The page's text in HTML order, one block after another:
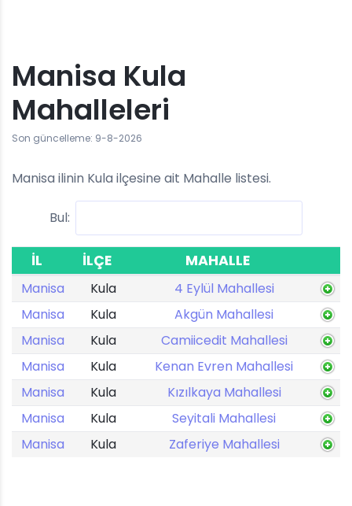
Manisa Kula
Mahalleleri
Son güncelleme: 9-8-2026
Manisa ilinin Kula ilçesine ait Mahalle listesi.
Bul:
İL İLÇE MAHALLE
Manisa Kula
4 Eylül Mahallesi
Manisa
Kula
Akgün Mahallesi
Manisa
Kula
Camiicedit Mahallesi
Manisa
Kula
Kenan Evren Mahallesi
Manisa
Kula
Kızılkaya Mahallesi
Manisa
Kula
Seyitali Mahallesi
Manisa
Kula Zaferiye Mahallesi